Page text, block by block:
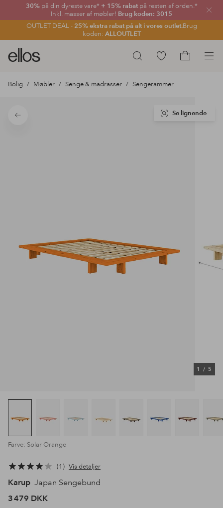
30% på din dyreste vare* + 15% rabatpå resten af orden.*
Inkl. masser af møbler! Brug koden: 3015
OUTLET DEAL - 25% ekstra rabat på alt i vores outlet.Brug
koden: ALLOUTLET
Luk
Søg
Ellos
logo
gå
forsiden
Gå
Bolig Møbler Senge & madrasser Sengerammer
Tilbage
1 / 5
Se lignende
Farve: Solar Orange
1 Vis detaljer
Karup Japan Sengebund
3 479 DKK